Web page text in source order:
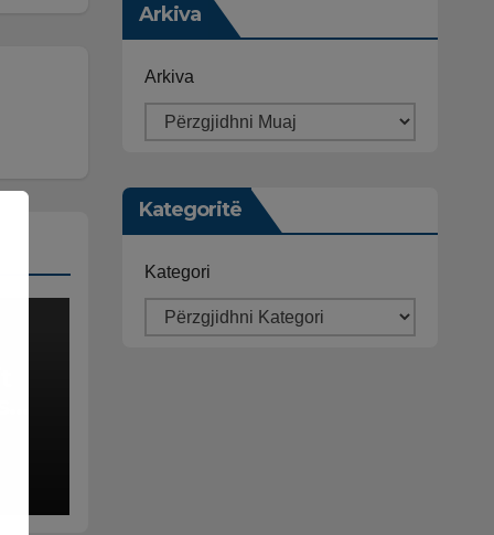
Arkiva
Arkiva
Kategoritë
Kategori